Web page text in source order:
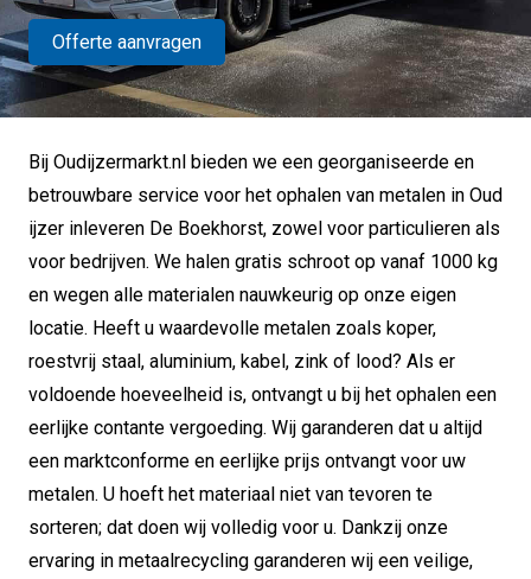
Offerte aanvragen
Bij Oudijzermarkt.nl bieden we een georganiseerde en
betrouwbare service voor het ophalen van metalen in Oud
ijzer inleveren De Boekhorst, zowel voor particulieren als
voor bedrijven. We halen gratis schroot op vanaf 1000 kg
en wegen alle materialen nauwkeurig op onze eigen
locatie. Heeft u waardevolle metalen zoals koper,
roestvrij staal, aluminium, kabel, zink of lood? Als er
voldoende hoeveelheid is, ontvangt u bij het ophalen een
eerlijke contante vergoeding. Wij garanderen dat u altijd
een marktconforme en eerlijke prijs ontvangt voor uw
metalen. U hoeft het materiaal niet van tevoren te
sorteren; dat doen wij volledig voor u. Dankzij onze
ervaring in metaalrecycling garanderen wij een veilige,